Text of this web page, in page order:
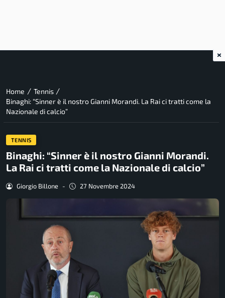
Home / Tennis /
Binaghi: “Sinner è il nostro Gianni Morandi. La Rai ci tratti come la
Nazionale di calcio”
TENNIS
Binaghi: “Sinner è il nostro Gianni Morandi.
La Rai ci tratti come la Nazionale di calcio”
Giorgio Billone - 27 Novembre 2024
×